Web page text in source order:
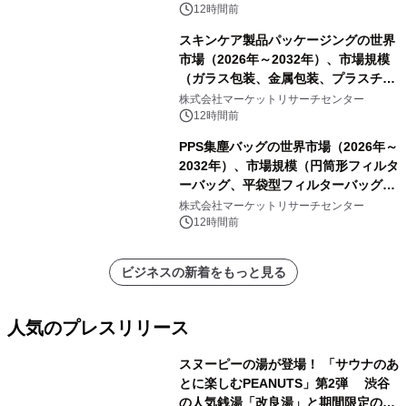
12時間前
スキンケア製品パッケージングの世界
市場（2026年～2032年）、市場規模
（ガラス包装、金属包装、プラスチッ
ク包装、その他）・分析レポートを発
表
株式会社マーケットリサーチセンター
12時間前
PPS集塵バッグの世界市場（2026年～
2032年）、市場規模（円筒形フィルタ
ーバッグ、平袋型フィルターバッグ、
プリーツフィルターバッグ、その
他）・分析レポートを発表
株式会社マーケットリサーチセンター
12時間前
ビジネスの新着をもっと見る
人気のプレスリリース
スヌーピーの湯が登場！ 「サウナのあ
とに楽しむPEANUTS」第2弾 渋谷
の人気銭湯「改良湯」と期間限定のコ